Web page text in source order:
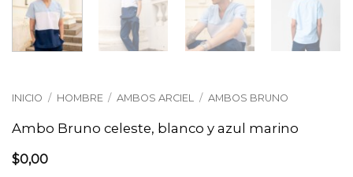
INICIO / HOMBRE / AMBOS ARCIEL / AMBOS BRUNO
Ambo Bruno celeste, blanco y azul marino
$0,00